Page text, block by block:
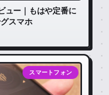
ュー｜もはや定番に
スマホ
スマートフォン